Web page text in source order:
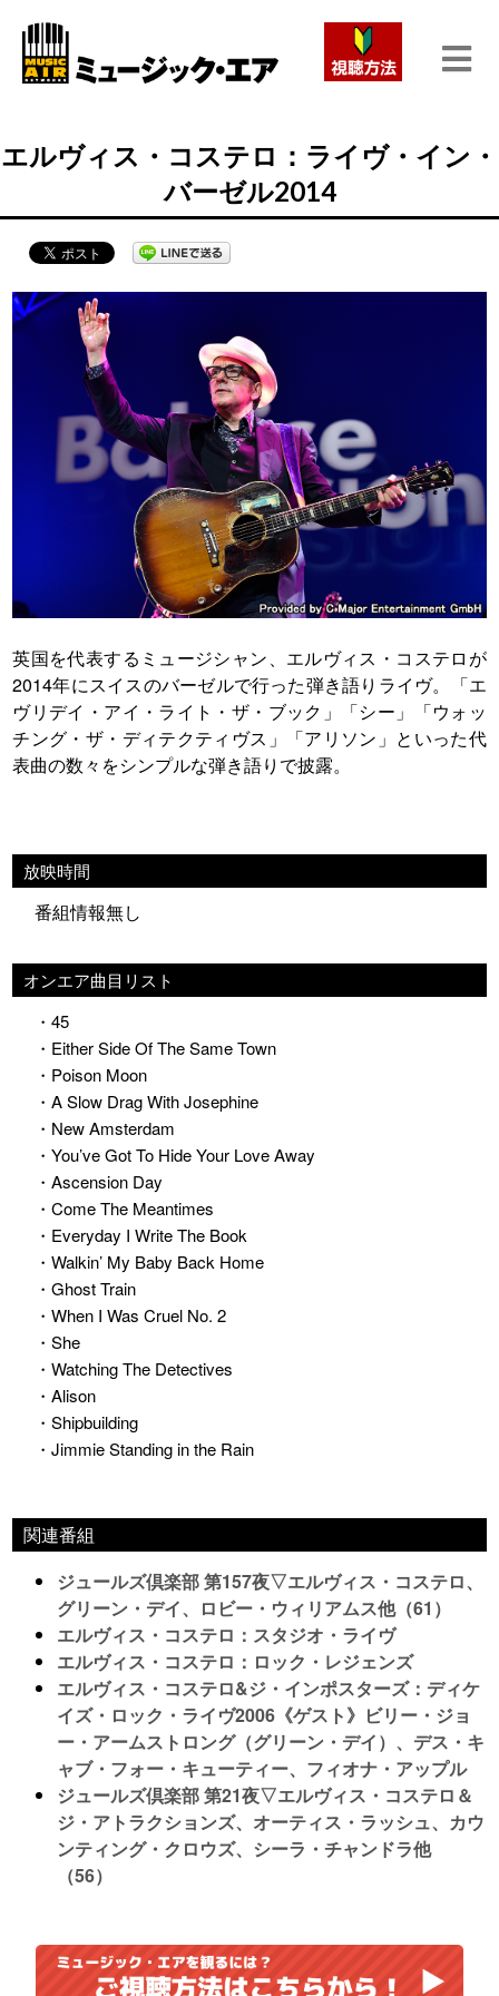
エルヴィス・コステロ：ライヴ・イン・
バーゼル2014
英国を代表するミュージシャン、エルヴィス・コステロが
2014年にスイスのバーゼルで行った弾き語りライヴ。「エ
ヴリデイ・アイ・ライト・ザ・ブック」「シー」「ウォッ
チング・ザ・ディテクティヴス」「アリソン」といった代
表曲の数々をシンプルな弾き語りで披露。
放映時間
番組情報無し
オンエア曲目リスト
・45
・Either Side Of The Same Town
・Poison Moon
・A Slow Drag With Josephine
・New Amsterdam
・You’ve Got To Hide Your Love Away
・Ascension Day
・Come The Meantimes
・Everyday I Write The Book
・Walkin’ My Baby Back Home
・Ghost Train
・When I Was Cruel No. 2
・She
・Watching The Detectives
・Alison
・Shipbuilding
・Jimmie Standing in the Rain
関連番組
ジュールズ倶楽部 第157夜▽エルヴィス・コステロ、
グリーン・デイ、ロビー・ウィリアムス他（61）
エルヴィス・コステロ：スタジオ・ライヴ
エルヴィス・コステロ：ロック・レジェンズ
エルヴィス・コステロ&ジ・インポスターズ：ディケ
イズ・ロック・ライヴ2006《ゲスト》ビリー・ジョ
ー・アームストロング（グリーン・デイ）、デス・キ
ャブ・フォー・キューティー、フィオナ・アップル
ジュールズ倶楽部 第21夜▽エルヴィス・コステロ＆
ジ・アトラクションズ、オーティス・ラッシュ、カウ
ンティング・クロウズ、シーラ・チャンドラ他
（56）